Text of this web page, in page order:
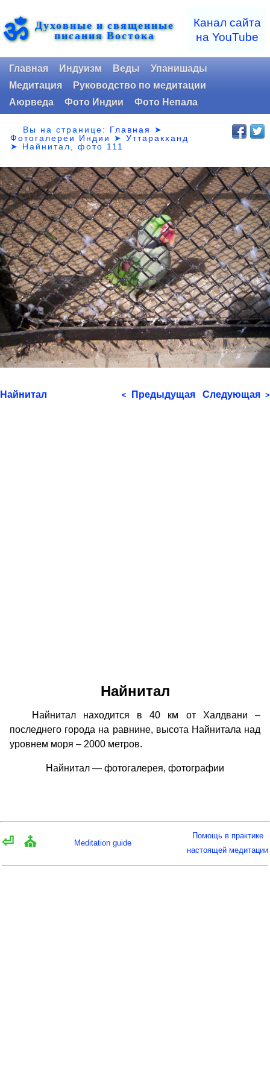
ॐ Духовные и священные
писания Востока
Канал сайта
на YouTube
Главная Индуизм Веды
Упанишады
Медитация
Руководство по медитации
Аюрведа
Фото Индии Фото Непала
Вы на странице: Главная
➤
Фотогалереи Индии
➤Уттаракханд
➤ Найнитал, фото 111
Найнитал < Предыдущая Следующая >
Найнитал
Найнитал находится в 40 км от Халдвани –
последнего города на равнине, высота Найнитала над
уровнем моря – 2000 метров.
Найнитал — фотогалерея, фотографии
⏎ ⛪ Meditation guide
Помощь в практике
настоящей медитации